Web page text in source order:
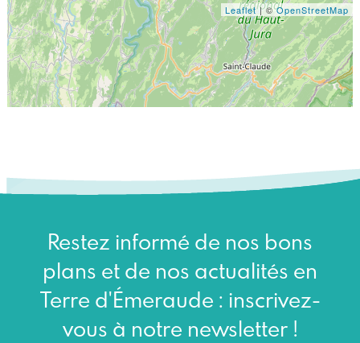
Leaflet| ©OpenStreetMap
Restez informé de nos bons
plans et de nos actualités en
Terre d'Émeraude : inscrivez-
vous à notre newsletter !